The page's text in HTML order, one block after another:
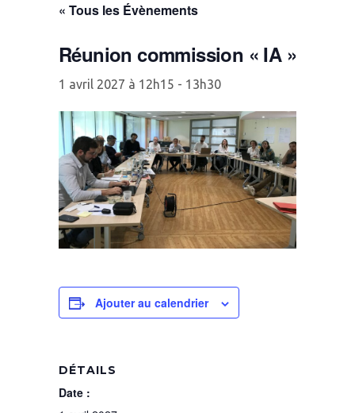
« Tous les Évènements
Réunion commission « IA »
1 avril 2027 à 12h15 - 13h30
Ajouter au calendrier
DÉTAILS
Date :